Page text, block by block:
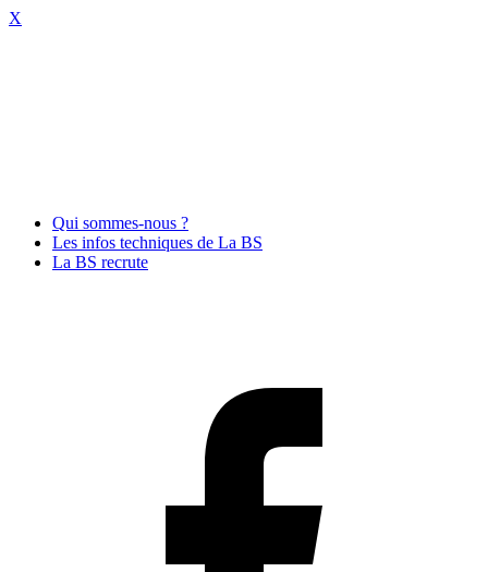
X
Qui sommes-nous ?
Les infos techniques de La BS
La BS recrute